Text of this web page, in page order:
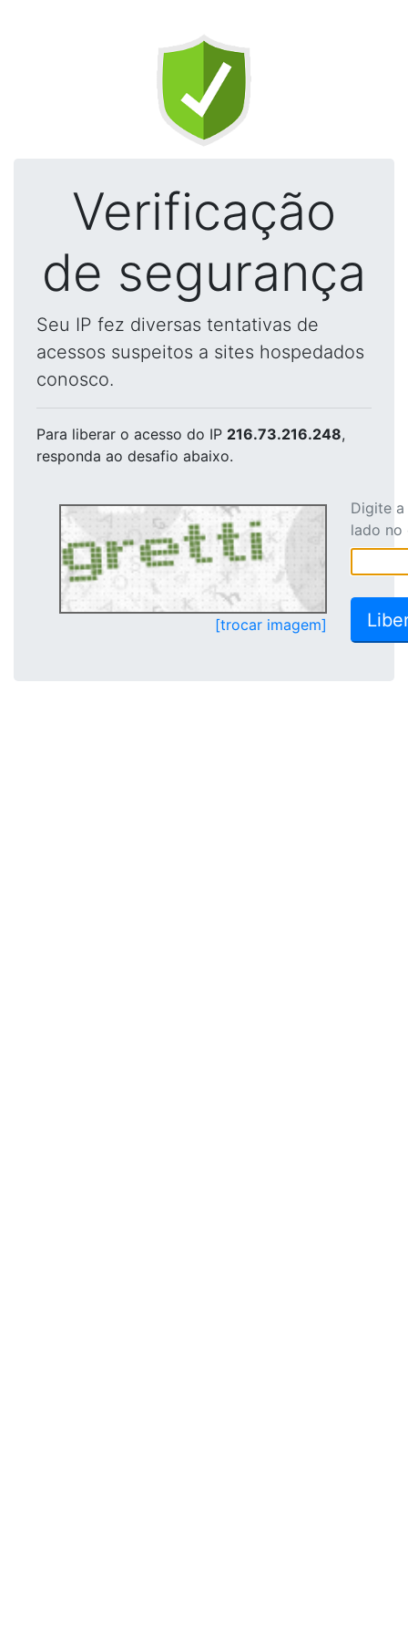
Verificação
de segurança
Seu IP fez diversas tentativas de
acessos suspeitos a sites hospedados
conosco.
Para liberar o acesso do IP 216.73.216.248,
responda ao desafio abaixo.
[trocar imagem]
Digite
lado no